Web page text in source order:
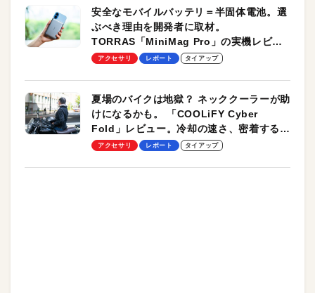
安全なモバイルバッテリ＝半固体電池。選
ぶべき理由を開発者に取材。
TORRAS「MiniMag Pro」の実機レビュ
ーも
アクセサリ レポート タイアップ
夏場のバイクは地獄？ ネッククーラーが助
けになるかも。 「COOLiFY Cyber
Fold」レビュー。冷却の速さ、密着する冷
却プレート、シンプルな操作性がグッド！
アクセサリ レポート タイアップ